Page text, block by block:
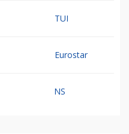
TUI
Eurostar
NS